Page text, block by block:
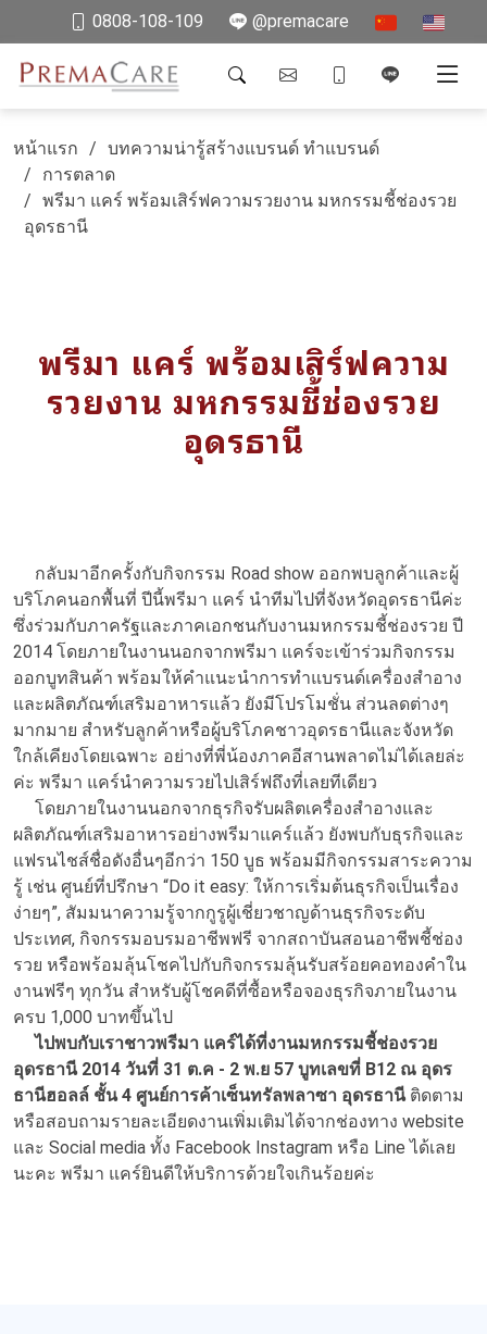
0808-108-109 @premacare
หน้าแรก
บทความน่ารู้สร้างแบรนด์ ทำแบรนด์
การตลาด
พรีมา แคร์ พร้อมเสิร์ฟความรวยงาน มหกรรมชี้ช่องรวย
อุดรธานี
พรีมา แคร์ พร้อมเสิร์ฟความ
รวยงาน มหกรรมชี้ช่องรวย
อุดรธานี
กลับมาอีกครั้งกับกิจกรรม Road show ออกพบลูกค้าและผู้
บริโภคนอกพื้นที่ ปีนี้พรีมา แคร์ นำทีมไปที่จังหวัดอุดรธานีค่ะ
ซึ่งร่วมกับภาครัฐและภาคเอกชนกับงานมหกรรมชี้ช่องรวย ปี
2014 โดยภายในงานนอกจากพรีมา แคร์จะเข้าร่วมกิจกรรม
ออกบูทสินค้า พร้อมให้คำแนะนำการทำแบรนด์เครื่องสำอาง
และผลิตภัณฑ์เสริมอาหารแล้ว ยังมีโปรโมชั่น ส่วนลดต่างๆ
มากมาย สำหรับลูกค้าหรือผู้บริโภคชาวอุดรธานีและจังหวัด
ใกล้เคียงโดยเฉพาะ อย่างที่พี่น้องภาคอีสานพลาดไม่ได้เลยล่ะ
ค่ะ พรีมา แคร์นำความรวยไปเสิร์ฟถึงที่เลยทีเดียว
โดยภายในงานนอกจากธุรกิจรับผลิตเครื่องสำอางและ
ผลิตภัณฑ์เสริมอาหารอย่างพรีมาแคร์แล้ว ยังพบกับธุรกิจและ
แฟรนไชส์ชื่อดังอื่นๆอีกว่า 150 บูธ พร้อมมีกิจกรรมสาระความ
รู้ เช่น ศูนย์ที่ปรึกษา “Do it easy: ให้การเริ่มต้นธุรกิจเป็นเรื่อง
ง่ายๆ”, สัมมนาความรู้จากกูรูผู้เชี่ยวชาญด้านธุรกิจระดับ
ประเทศ, กิจกรรมอบรมอาชีพฟรี จากสถาบันสอนอาชีพชี้ช่อง
รวย หรือพร้อมลุ้นโชคไปกับกิจกรรมลุ้นรับสร้อยคอทองคำใน
งานฟรีๆ ทุกวัน สำหรับผู้โชคดีที่ซื้อหรือจองธุรกิจภายในงาน
ครบ 1,000 บาทขึ้นไป
ไปพบกับเราชาวพรีมา แคร์ได้ที่งานมหกรรมชี้ช่องรวย
อุดรธานี 2014 วันที่ 31 ต.ค - 2 พ.ย 57 บูทเลขที่ B12 ณ อุดร
ธานีฮอลล์ ชั้น 4 ศูนย์การค้าเซ็นทรัลพลาซา อุดรธานีติดตาม
หรือสอบถามรายละเอียดงานเพิ่มเติมได้จากช่องทาง website
และ Social media ทั้ง Facebook Instagram หรือ Line ได้เลย
นะคะ พรีมา แคร์ยินดีให้บริการด้วยใจเกินร้อยค่ะ